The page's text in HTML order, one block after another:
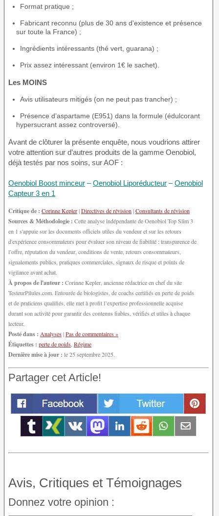
Format pratique ;
Fabricant reconnu (plus de 30 ans d’existence et présence
sur toute la France) ;
Ingrédients intéressants (thé vert, guarana) ;
Prix assez intéressant (environ 1€ le sachet).
Les MOINS
Avis utilisateurs mitigés (on ne peut pas trancher) ;
Présence d’aspartame (E951) dans la formule (édulcorant
hypersucrant assez controversé).
Avant de clôturer la présente enquête, nous voudrions attirer
votre attention sur d’autres produits de la gamme Oenobiol,
déjà testés par nos soins, sur AOF :
Oenobiol Boost minceur –Oenobiol Liporéducteur –Oenobiol
Capteur 3 en 1
Critique de : Corinne Kepler|Directives de révision|Consultants de révision
Sources & Méthodologie : Cette analyse indépendante de Oenobiol Top Slim 3
en 1 s'appuie sur les documents officiels utiles du vendeur et sur les retours
d'expérience consommateurs pour évaluer son niveau de fiabilité : transparence de
l’offre, réputation du vendeur, conditions de vente, retours consommateurs,
signalements publics, pratiques commerciales, signaux de risque et points de
vigilance avant achat.
À propos de l'auteur : Corinne Kepler, ancienne rédactrice en chef du site
TesteurPilules.com. Entourée de biologistes, de coachs certifiés en perte de poids
et de praticiens qualifiés, elle met à profit l’expertise professionnelle acquise
durant son activité pour garantir des contenus fiables, vérifiés et utiles à chaque
lecteur.
Posté dans : Analyses|Pas de commentaires »
Étiquettes : perte de poids Régime
Dernière mise à jour : le 25 septembre 2025.
Partager cet Article!
Avis, Critiques et Témoignages
Donnez votre opinion :